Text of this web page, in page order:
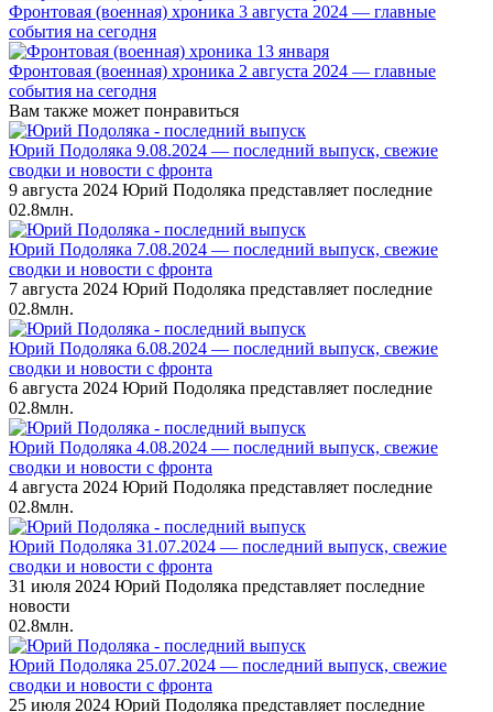
Фронтовая (военная) хроника 3 августа 2024 — главные
события на сегодня
Фронтовая (военная) хроника 2 августа 2024 — главные
события на сегодня
Вам также может понравиться
Юрий Подоляка 9.08.2024 — последний выпуск, свежие
сводки и новости с фронта
9 августа 2024 Юрий Подоляка представляет последние
02.8млн.
Юрий Подоляка 7.08.2024 — последний выпуск, свежие
сводки и новости с фронта
7 августа 2024 Юрий Подоляка представляет последние
02.8млн.
Юрий Подоляка 6.08.2024 — последний выпуск, свежие
сводки и новости с фронта
6 августа 2024 Юрий Подоляка представляет последние
02.8млн.
Юрий Подоляка 4.08.2024 — последний выпуск, свежие
сводки и новости с фронта
4 августа 2024 Юрий Подоляка представляет последние
02.8млн.
Юрий Подоляка 31.07.2024 — последний выпуск, свежие
сводки и новости с фронта
31 июля 2024 Юрий Подоляка представляет последние
новости
02.8млн.
Юрий Подоляка 25.07.2024 — последний выпуск, свежие
сводки и новости с фронта
25 июля 2024 Юрий Подоляка представляет последние